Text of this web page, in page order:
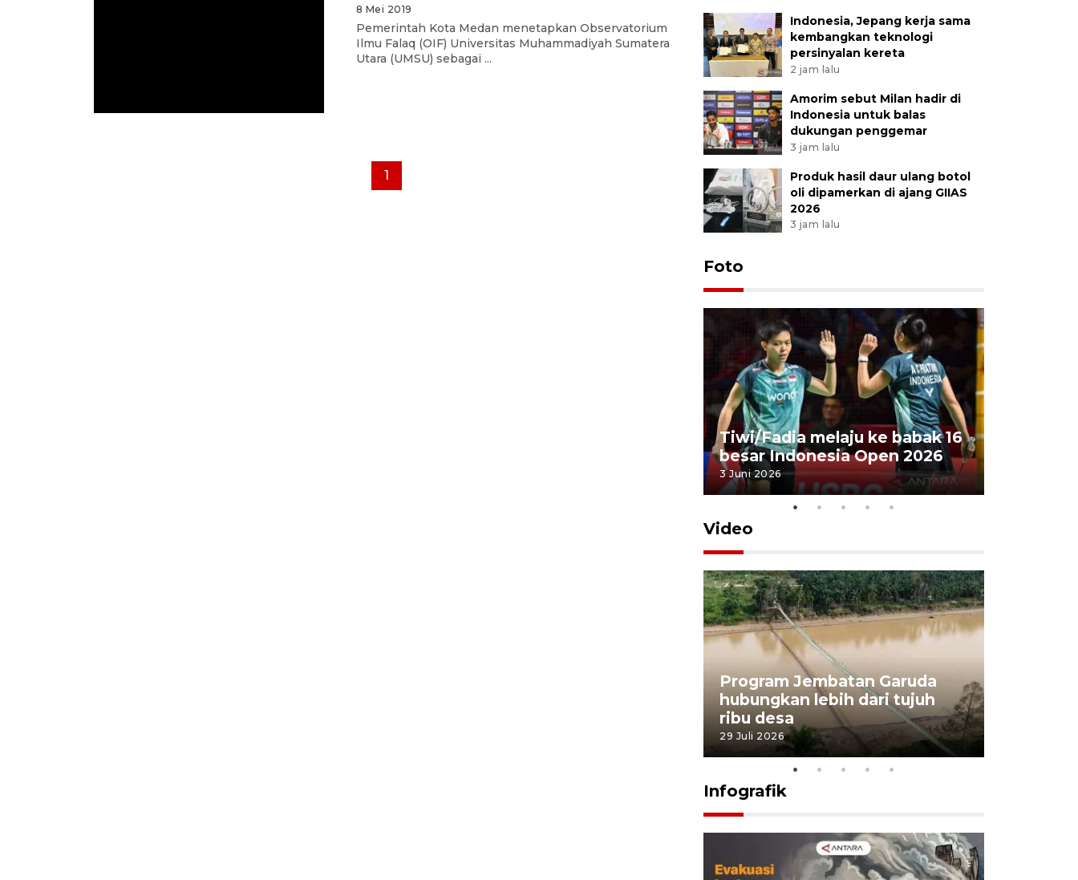
8 Mei 2019
Pemerintah Kota Medan menetapkan Observatorium
Ilmu Falaq (OIF) Universitas Muhammadiyah Sumatera
Utara (UMSU) sebagai ...
1
Indonesia, Jepang kerja sama
kembangkan teknologi
persinyalan kereta
2 jam lalu
Amorim sebut Milan hadir di
Indonesia untuk balas
dukungan penggemar
3 jam lalu
Produk hasil daur ulang botol
oli dipamerkan di ajang GIIAS
2026
3 jam lalu
Foto
Tiwi/Fadia melaju ke babak 16
besar Indonesia Open 2026
3 Juni 2026
Video
Program Jembatan Garuda
hubungkan lebih dari tujuh
ribu desa
29 Juli 2026
Infografik